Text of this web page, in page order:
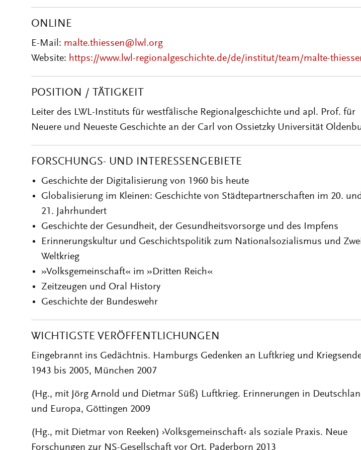
ONLINE
E-Mail: malte.thiessen@lwl.org
Website: https://www.lwl-regionalgeschichte.de/de/institut/team/malte-
POSITION / TÄTIGKEIT
Leiter des LWL-Instituts für westfälische Regionalgeschichte und apl. Prof. für
Neuere und Neueste Geschichte an der Carl von Ossietzky Universität
FORSCHUNGS- UND INTERESSENGEBIETE
Geschichte der Digitalisierung von 1960 bis heute
Globalisierung im Kleinen: Geschichte von Städtepartnerschaften im 20.
21. Jahrhundert
Geschichte der Gesundheit, der Gesundheitsvorsorge und des Impfens
Erinnerungskultur und Geschichtspolitik zum Nationalsozialismus und
Weltkrieg
»Volksgemeinschaft« im »Dritten Reich«
Zeitzeugen und Oral History
Geschichte der Bundeswehr
WICHTIGSTE VERÖFFENTLICHUNGEN
Eingebrannt ins Gedächtnis. Hamburgs Gedenken an Luftkrieg und
1943 bis 2005, München 2007
(Hg., mit Jörg Arnold und Dietmar Süß) Luftkrieg. Erinnerungen in
und Europa, Göttingen 2009
(Hg., mit Dietmar von Reeken) ›Volksgemeinschaft‹ als soziale Praxis. Neue
Forschungen zur NS-Gesellschaft vor Ort, Paderborn 2013